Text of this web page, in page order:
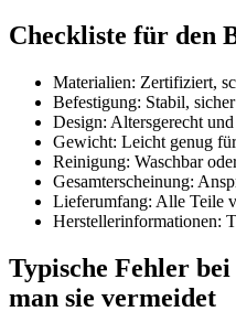
Checkliste für den
Materialien: Zertifiziert,
Befestigung: Stabil,
Design: Altersgerecht
Gewicht: Leicht genug
Reinigung: Waschbar
Gesamterscheinung:
Lieferumfang: Alle Teile
Herstellerinformationen:
Typische Fehler
man sie vermeidet